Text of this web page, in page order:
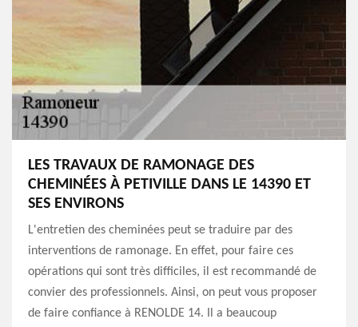
LES TRAVAUX DE RAMONAGE DES
CHEMINÉES À PETIVILLE DANS LE 14390 ET
SES ENVIRONS
L'entretien des cheminées peut se traduire par des
interventions de ramonage. En effet, pour faire ces
opérations qui sont très difficiles, il est recommandé de
convier des professionnels. Ainsi, on peut vous proposer
de faire confiance à RENOLDE 14. Il a beaucoup